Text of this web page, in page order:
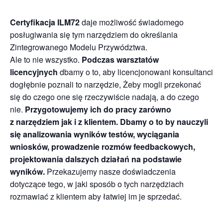
Certyfikacja ILM72daje możliwość świadomego
posługiwania się tym narzędziem do określania
Zintegrowanego Modelu Przywództwa.
Ale to nie wszystko. Podczas warsztatów
licencyjnych dbamy o to, aby licencjonowani konsultanci
dogłębnie poznali to narzędzie, Żeby mogli przekonać
się do czego one się rzeczywiście nadają, a do czego
nie. Przygotowujemy ich do pracy zarówno
z narzędziem jak i z klientem. Dbamy o to by nauczyli
się analizowania wyników testów, wyciągania
wniosków, prowadzenie rozmów feedbackowych,
projektowania dalszych działań na podstawie
wyników. Przekazujemy nasze doświadczenia
dotyczące tego, w jaki sposób o tych narzędziach
rozmawiać z klientem aby łatwiej im je sprzedać.